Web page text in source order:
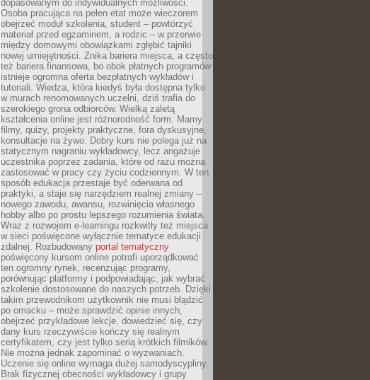
dopasowanym do indywidualnych możliwości.
Osoba pracująca na pełen etat może wieczorem
obejrzeć moduł szkolenia, student – powtórzyć
materiał przed egzaminem, a rodzic – w przerwie
między domowymi obowiązkami zgłębić tajniki
nowej umiejętności. Znika bariera miejsca, a często
też bariera finansowa, bo obok płatnych programów
istnieje ogromna oferta bezpłatnych wykładów i
tutoriali. Wiedza, która kiedyś była dostępna tylko
w murach renomowanych uczelni, dziś trafia do
szerokiego grona odbiorców. Wielką zaletą
kształcenia online jest różnorodność form. Mamy
filmy, quizy, projekty praktyczne, fora dyskusyjne,
konsultacje na żywo. Dobry kurs nie polega już na
statycznym nagraniu wykładowcy, lecz angażuje
uczestnika poprzez zadania, które od razu można
zastosować w pracy czy życiu codziennym. W ten
sposób edukacja przestaje być oderwana od
praktyki, a staje się narzędziem realnej zmiany –
nowego zawodu, awansu, rozwinięcia własnego
hobby albo po prostu lepszego rozumienia świata.
Wraz z rozwojem e-learningu rozkwitły też miejsca
w sieci poświęcone wyłącznie tematyce edukacji
zdalnej. Rozbudowany portal tematyczny
poświęcony kursom online potrafi uporządkować
ten ogromny rynek, recenzując programy,
porównując platformy i podpowiadając, jak wybrać
szkolenie dostosowane do naszych potrzeb. Dzięki
takim przewodnikom użytkownik nie musi błądzić
po omacku – może sprawdzić opinie innych,
obejrzeć przykładowe lekcje, dowiedzieć się, czy
dany kurs rzeczywiście kończy się realnym
certyfikatem, czy jest tylko serią krótkich filmików.
Nie można jednak zapominać o wyzwaniach.
Uczenie się online wymaga dużej samodyscypliny.
Brak fizycznej obecności wykładowcy i grupy